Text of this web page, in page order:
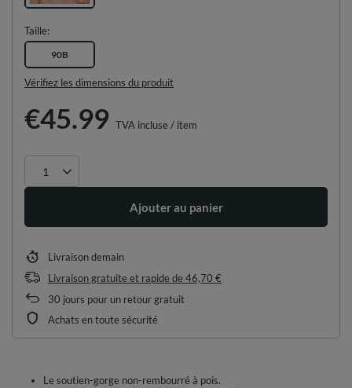
Taille
90B
Vérifiez les dimensions du produit
€45.99 TVA incluse/ item
Ajouter au panier
Livraisondemain
Livraison gratuite et rapidede46,70 €
30 jours pour un retour gratuit
Achats en toute sécurité
Le soutien-gorge non-rembourré à pois.